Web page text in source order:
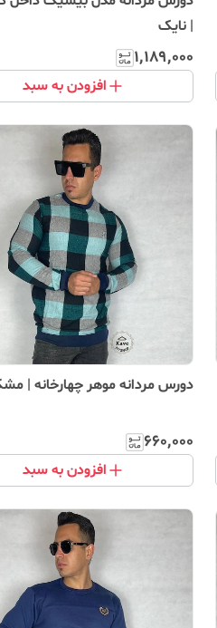
| نایک
۱٬۱۸۹٬۰۰۰
افزودن به سبد
دورس مردانه موهر چهارخانه |
۶۶۰٬۰۰۰
افزودن به سبد